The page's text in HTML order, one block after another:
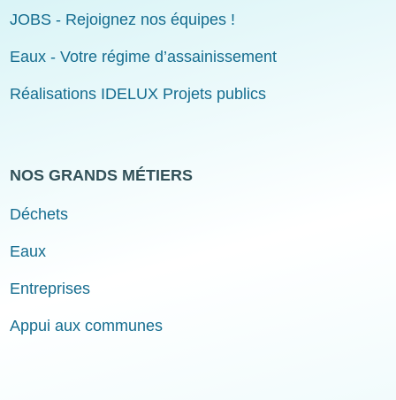
JOBS - Rejoignez nos équipes !
Eaux - Votre régime d’assainissement
Réalisations IDELUX Projets publics
NOS GRANDS MÉTIERS
Déchets
Eaux
Entreprises
Appui aux communes